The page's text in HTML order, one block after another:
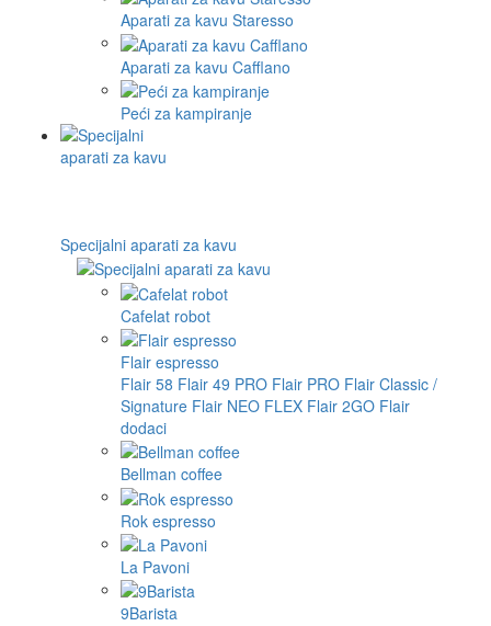
Aparati za kavu Staresso
Aparati za kavu Cafflano
Peći za kampiranje
Specijalni aparati za kavu
Cafelat robot
Flair espresso
Flair 58 Flair 49 PRO Flair PRO Flair Classic /
Signature Flair NEO FLEX Flair 2GO Flair
dodaci
Bellman coffee
Rok espresso
La Pavoni
9Barista